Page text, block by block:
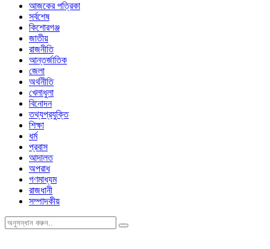
আজকের পত্রিকা
সর্বশেষ
কিশোরগঞ্জ
জাতীয়
রাজনীতি
আন্তর্জাতিক
জেলা
অর্থনীতি
খেলাধুলা
বিনোদন
তথ্যপ্রযুক্তি
শিক্ষা
ধর্ম
প্রবাস
আদালত
অপরাধ
গণমাধ্যম
রাজধানী
সম্পাদকীয়